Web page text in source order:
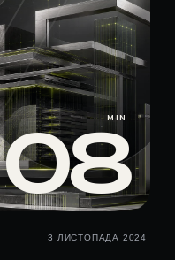
08
MIN
3 ЛИСТОПАДА 2024